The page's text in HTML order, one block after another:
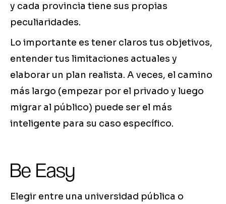
y cada provincia tiene sus propias
peculiaridades.
Lo importante es tener claros tus objetivos,
entender tus limitaciones actuales y
elaborar un plan realista. A veces, el camino
más largo (empezar por el privado y luego
migrar al público) puede ser el más
inteligente para su caso específico.
Be Easy
Elegir entre una universidad pública o